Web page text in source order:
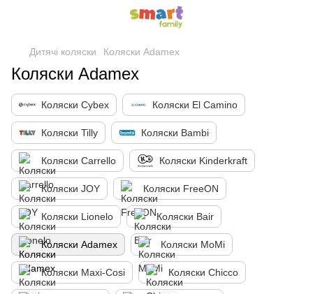
Дитячі коляски Коляски Adamex
Коляски Adamex
Коляски Cybex Коляски El Camino
Коляски Tilly Коляски Bambi
Коляски Carrello Коляски Kinderkraft
Коляски JOY Коляски FreeON
Коляски Lionelo Коляски Bair
Коляски Adamex Коляски MoMi
Коляски Maxi-Cosi Коляски Chicco